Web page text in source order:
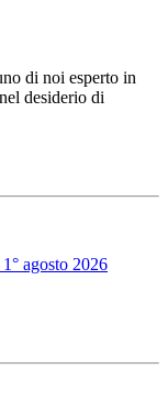
di noi esperto in
desiderio di
agosto 2026